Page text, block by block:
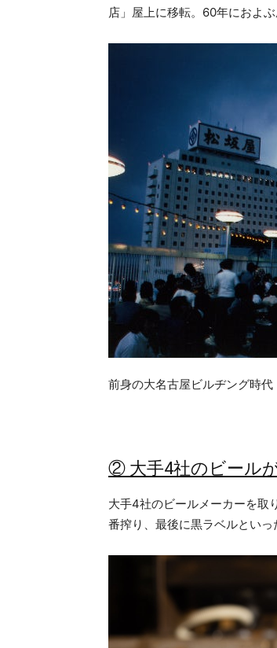
店」屋上に移転。60年におよ
前身の大名古屋ビルヂング時代
② 大手4社のビール
大手4社のビールメーカーを取
番搾り、最後に黒ラベルといっ